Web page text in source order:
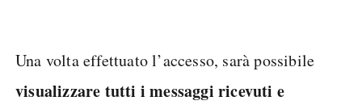
Una volta effettuato l’accesso, sarà possibile
visualizzare tutti i messaggi ricevuti e